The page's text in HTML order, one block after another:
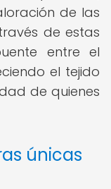
de las
de estas
entre el
el tejido
de quienes
únicas